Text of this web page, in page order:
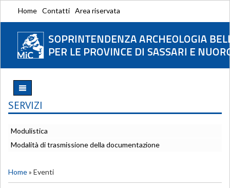
Home Contatti Area riservata
SERVIZI
Modulistica
Modalità di trasmissione della documentazione
Home» Eventi